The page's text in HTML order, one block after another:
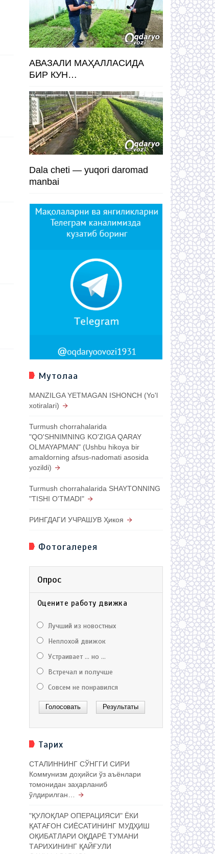
АВАЗАЛИ МАҲАЛЛАСИДА
БИР КУН…
Dala cheti — yuqori daromad
manbai
Мутолаа
MANZILGA YETMAGAN ISHONCH (Yo'l
xotiralari)
Turmush chorrahalarida
"QO'SHNIMNING KO'ZIGA QARAY
OLMAYAPMAN" (Ushbu hikoya bir
amaldorning afsus-nadomati asosida
yozildi)
Turmush chorrahalarida SHAYTONNING
"TISHI O'TMADI"
РИНГДАГИ УЧРАШУВ Ҳикоя
Фотогалерея
Опрос
Оцените работу движка
Лучший из новостных
Неплохой движок
Устраивает ... но ...
Встречал и получше
Совсем не понравился
Тарих
СТАЛИННИНГ СЎНГГИ СИРИ
Коммунизм доҳийси ўз аъёнлари
томонидан заҳарланиб
ўлдирилган…
"ҚУЛОҚЛАР ОПЕРАЦИЯСИ" ЁКИ
ҚАТАҒОН СИЁСАТИНИНГ МУДҲИШ
ОҚИБАТЛАРИ ОҚДАРЁ ТУМАНИ
ТАРИХИНИНГ ҚАЙҒУЛИ